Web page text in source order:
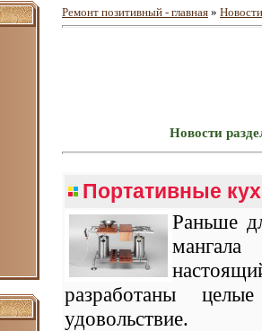
Ремонт позитивный - главная »
Новости
Портативные
Раньше
разработаны
удовольствие.